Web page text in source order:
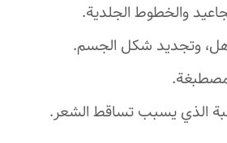
والخطوط الجلدية.
وتجديد شكل الجسم.
الذي يسبب تساقط الشعر.